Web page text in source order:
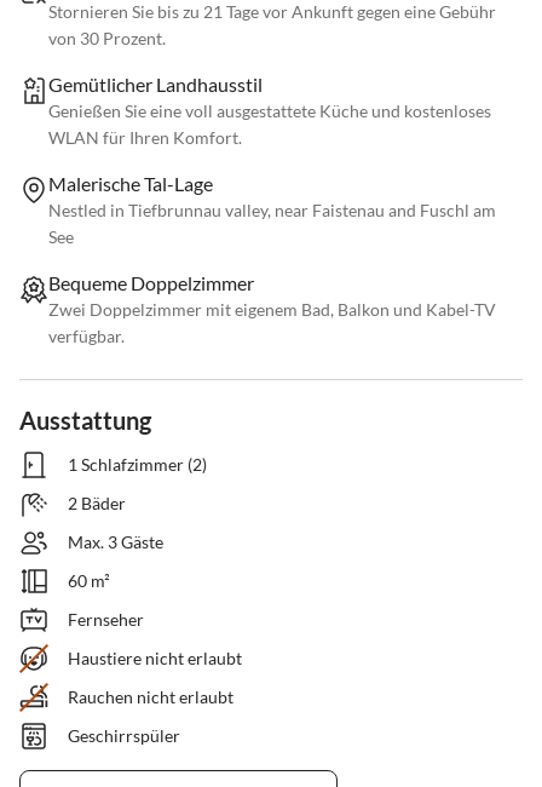
Stornieren Sie bis zu 21 Tage vor Ankunft gegen eine Gebühr
von 30 Prozent.
Gemütlicher Landhausstil
Genießen Sie eine voll ausgestattete Küche und kostenloses
WLAN für Ihren Komfort.
Malerische Tal-Lage
Nestled in Tiefbrunnau valley, near Faistenau and Fuschl am
See
Bequeme Doppelzimmer
Zwei Doppelzimmer mit eigenem Bad, Balkon und Kabel-TV
verfügbar.
Ausstattung
1 Schlafzimmer (2)
2 Bäder
Max. 3 Gäste
60 m²
Fernseher
Haustiere nicht erlaubt
Rauchen nicht erlaubt
Geschirrspüler